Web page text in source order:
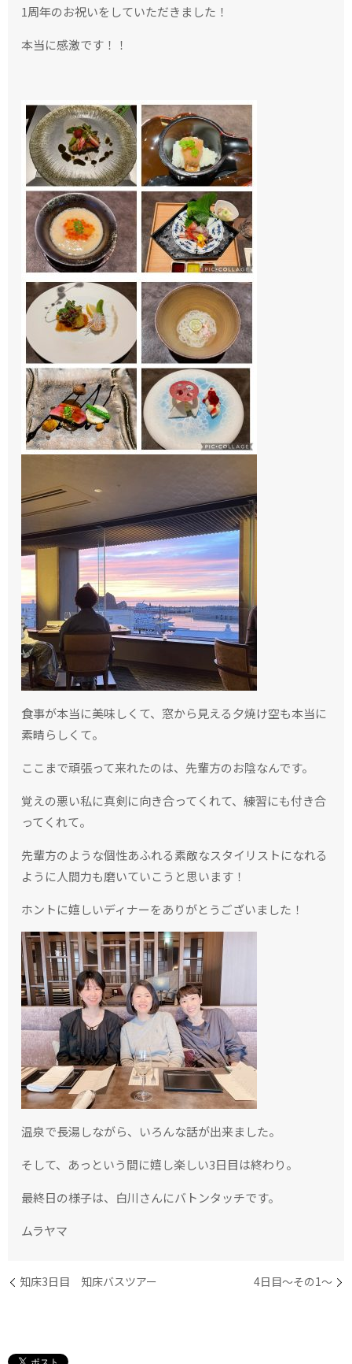
1周年のお祝いをしていただきました！
本当に感激です！！
食事が本当に美味しくて、窓から見える夕焼け空も本当に
素晴らしくて。
ここまで頑張って来れたのは、先輩方のお陰なんです。
覚えの悪い私に真剣に向き合ってくれて、練習にも付き合
ってくれて。
先輩方のような個性あふれる素敵なスタイリストになれる
ように人間力も磨いていこうと思います！
ホントに嬉しいディナーをありがとうございました！
温泉で長湯しながら、いろんな話が出来ました。
そして、あっという間に嬉し楽しい3日目は終わり。
最終日の様子は、白川さんにバトンタッチです。
ムラヤマ
知床3日目 知床バスツアー 4日目〜その1〜